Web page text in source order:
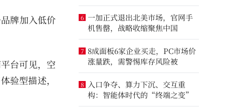
牌加入低价
台可见，空
型描述，
6 一加正式退出北美市场，官网手
机售罄，战略收缩聚焦中国
7 8成面板6家企业买走，PC市场价
涨量跌，需警惕库存风险被
8
入口争夺、算力下沉、交互重
构：智能体时代的“终端之变”